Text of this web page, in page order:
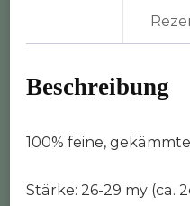
Beschreibung
100% feine,
Stärke: 26-29 my (ca.